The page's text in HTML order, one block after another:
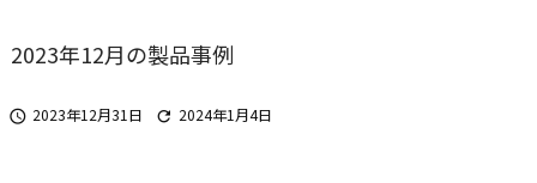
2023年12月の製品事例
 2023年12月31日  2024年1月4日